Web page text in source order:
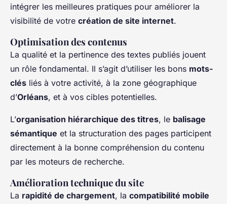
intégrer les meilleures pratiques pour améliorer la
visibilité de votre création de site internet.
Optimisation des contenus
La qualité et la pertinence des textes publiés jouent
un rôle fondamental. Il s’agit d’utiliser les bons mots-
clés liés à votre activité, à la zone géographique
d’Orléans, et à vos cibles potentielles.
L’organisation hiérarchique des titres, le balisage
sémantique et la structuration des pages participent
directement à la bonne compréhension du contenu
par les moteurs de recherche.
Amélioration technique du site
La rapidité de chargement, la compatibilité mobile